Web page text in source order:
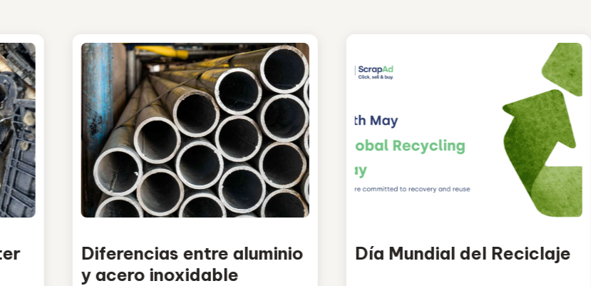
Diferencias entre aluminio
y acero inoxidable
Día Mundial del Reciclaje